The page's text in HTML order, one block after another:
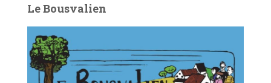
Le Bousvalien